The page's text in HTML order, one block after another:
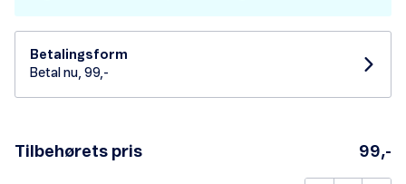
Betalingsform
Betal nu, 99,-
Tilbehørets pris 99,-